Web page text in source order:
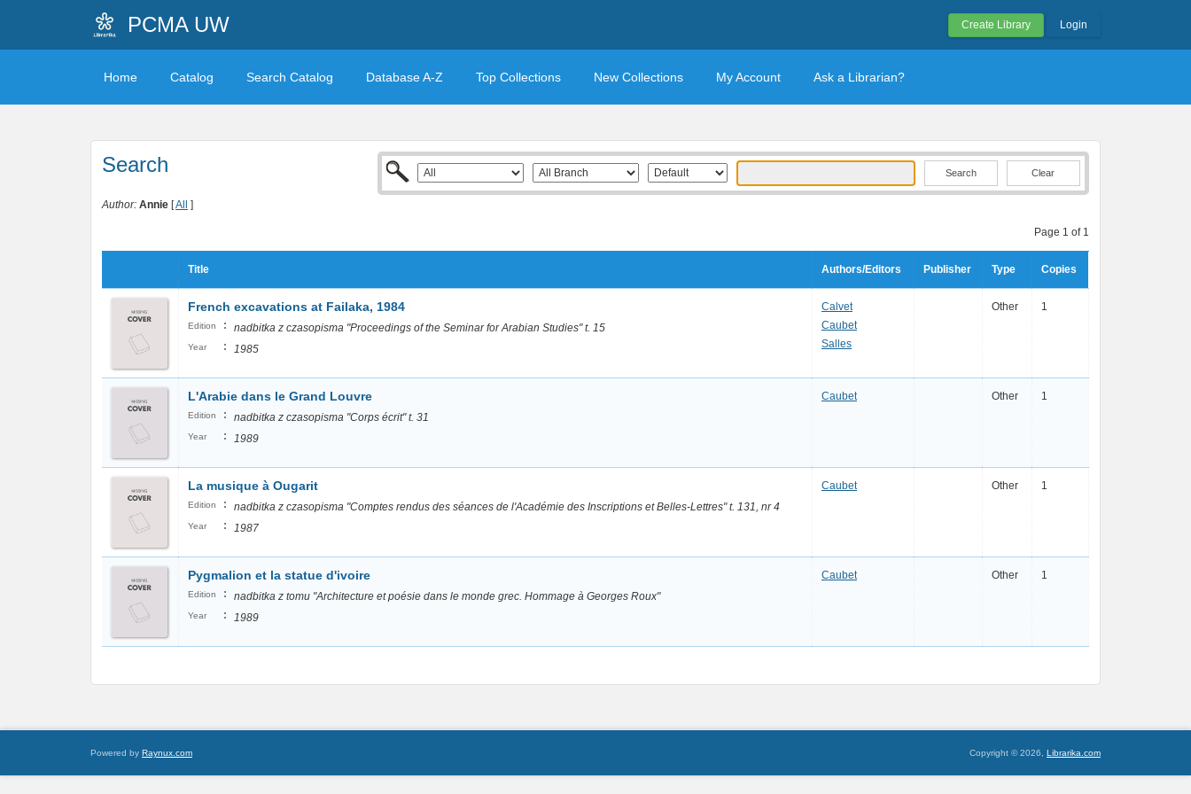
PCMA UW Create Library Login
Home Catalog Search Catalog Database A-Z Top Collections New Collections My Account Ask a Librarian?
Search Clear
Author: Annie [All ]
Page 1 of 1
Title Authors/Editors Publisher Type Copies
French excavations at Failaka, 1984
Edition : nadbitka z czasopisma "Proceedings of the Seminar for Arabian Studies" t. 15
Year : 1985
Calvet
Caubet
Salles
Other 1
L'Arabie dans le Grand Louvre
Edition : nadbitka z czasopisma "Corps écrit" t. 31
Year : 1989
Caubet Other 1
La musique à Ougarit
Edition : nadbitka z czasopisma "Comptes rendus des séances de l'Académie des Inscriptions et Belles-Lettres" t. 131, nr 4
Year : 1987
Caubet Other 1
Pygmalion et la statue d'ivoire
Edition : nadbitka z tomu "Architecture et poésie dans le monde grec. Hommage à Georges Roux"
Year : 1989
Caubet Other 1
Powered by Raynux.com Copyright © 2026, Librarika.com